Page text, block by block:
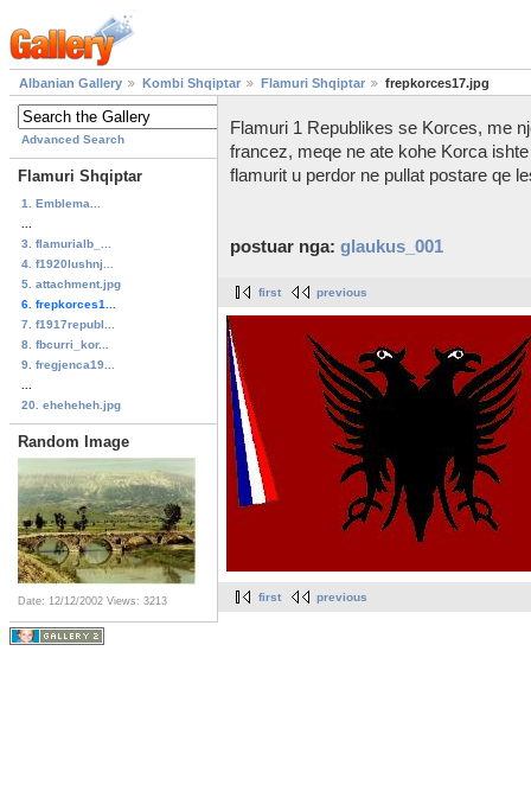
Albanian Gallery Kombi Shqiptar Flamuri Shqiptar frepkorces17.jpg
Advanced Search
Flamuri Shqiptar
1. Emblema...
3. flamurialb_...
4. f1920lushnj...
5. attachment.jpg
6. frepkorces1...
7. f1917republ...
8. fbcurri_kor...
9. fregjenca19...
20. eheheheh.jpg
Random Image
Date: 12/12/2002 Views: 3213
Flamuri 1 Republikes se Korces, me
francez, meqe ne ate kohe Korca
flamurit u perdor ne pullat postare qe
postuar nga: glaukus_001
first previous
first previous